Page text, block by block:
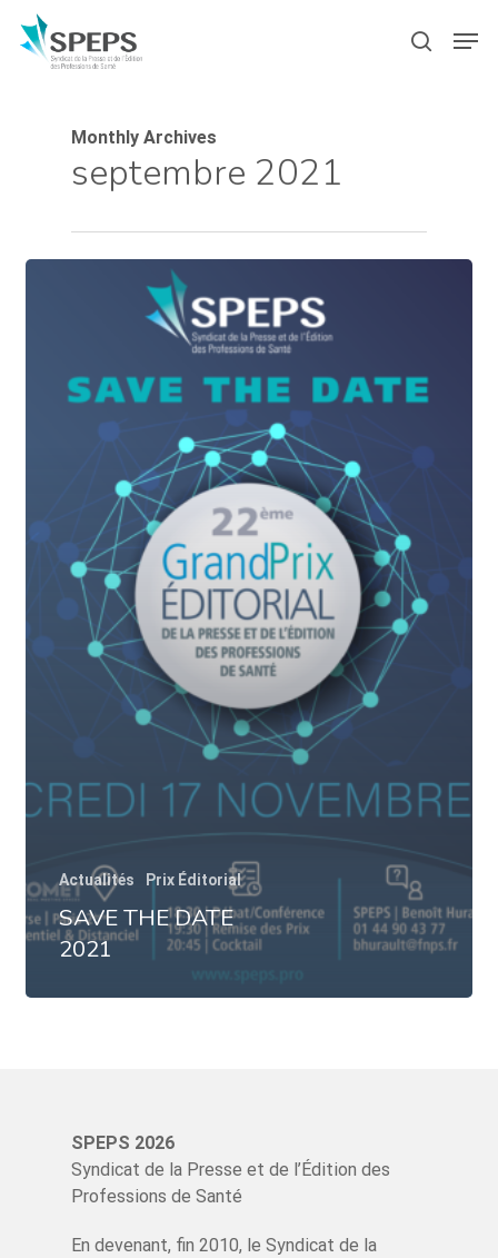
search
Monthly Archives
septembre 2021
Actualités Prix Éditorial
SAVE THE DATE
2021
SPEPS 2026
Syndicat de la Presse et de l’Édition des
Professions de Santé
En devenant, fin 2010, le Syndicat de la